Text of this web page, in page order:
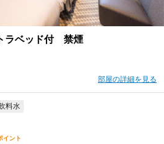
ラベッド付 禁煙
部屋の詳細を見る
料水
イント